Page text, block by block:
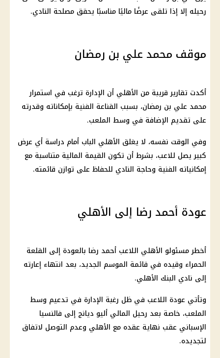
رحيله إلا إذا تلقى عرضًا ماليًا مناسبًا يحقق مصلحة النادي.
موقف محمد علي بن رمضان
أكدت تقارير قريبة من الأهلي أن الإدارة ترغب في استمرار
محمد علي بن رمضان، بسبب القناعة الفنية بإمكاناته وقدرته
على تقديم الإضافة في وسط الملعب.
وفي الوقت نفسه، لا يغلق الأهلي الباب أمام دراسة أي عرض
كبير يصل للاعب، بشرط أن تكون القيمة المالية متناسبة مع
إمكانياته الفنية وحاجة النادي للحفاظ على توازن قائمته.
عودة أحمد رضا إلى الأهلي
أخطر مسئولو الأهلي اللاعب أحمد رضا بالعودة إلى القلعة
الحمراء وقيده في قائمة الموسم الجديد، بعد انتهاء إعارته
إلى نادي البنك الأهلي.
وتأتي عودة اللاعب في ظل رغبة الإدارة في تدعيم وسط
الملعب، خاصة بعد رحيل المالي أليو ديانج إلى فالنسيا
الإسباني عقب نهاية عقده مع الأهلي وعدم التوصل لاتفاق
لتجديده.